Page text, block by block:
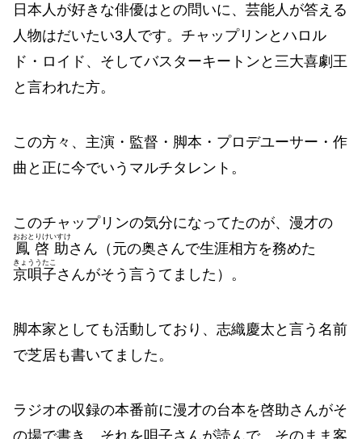
日本人が好きな俳優はとの問いに、芸能人が答える
人物はだいたい3人です。チャップリンとハロル
ド・ロイド、そしてバスターキートンと三大喜劇王
と言われた方。
この方々、主演・監督・脚本・プロデユーサー・作
曲と正に今でいうマルチタレント。
このチャップリンの気分になってたのが、漫才の
鳳啓助
おおとりけいすけ
さん（元の奥さんで生涯相方を務めた
京唄子
きょううたこ
さんがそう言うてました）。
脚本家としても活動しており、志織慶太と言う名前
で芝居も書いてました。
ラジオの収録の本番前に漫才の台本を啓助さんがそ
の場で書き、それを唄子さんが読んで、そのまま客